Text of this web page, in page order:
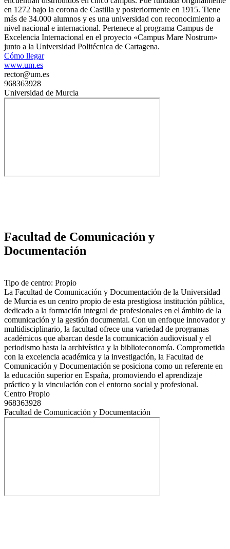
en 1272​ bajo la corona de Castilla y posteriormente en 1915.​ Tiene
más de 34.000 alumnos​ y es una universidad con reconocimiento a
nivel nacional e internacional. Pertenece al programa Campus de
Excelencia Internacional en el proyecto «Campus Mare Nostrum»
junto a la Universidad Politécnica de Cartagena.
Cómo llegar
www.um.es
rector@um.es
968363928
Universidad de Murcia
Facultad de Comunicación y
Documentación
Tipo de centro: Propio
La Facultad de Comunicación y Documentación de la Universidad
de Murcia es un centro propio de esta prestigiosa institución pública,
dedicado a la formación integral de profesionales en el ámbito de la
comunicación y la gestión documental. Con un enfoque innovador y
multidisciplinario, la facultad ofrece una variedad de programas
académicos que abarcan desde la comunicación audiovisual y el
periodismo hasta la archivística y la biblioteconomía. Comprometida
con la excelencia académica y la investigación, la Facultad de
Comunicación y Documentación se posiciona como un referente en
la educación superior en España, promoviendo el aprendizaje
práctico y la vinculación con el entorno social y profesional.
Centro Propio
968363928
Facultad de Comunicación y Documentación